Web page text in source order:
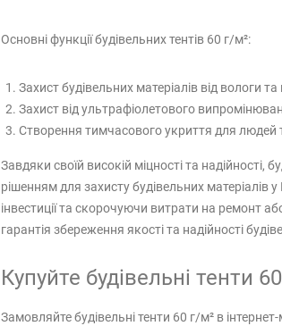
Основні функції будівельних тентів 60 г/м²:
Захист будівельних матеріалів від вологи та
Захист від ультрафіолетового
Створення тимчасового укриття для людей
Завдяки своїй високій міцності та надійності,
рішенням для захисту будівельних
інвестиції та скорочуючи витрати на ремонт
гарантія збереження якості та надійності
Купуйте будівельні тенти
Замовляйте будівельні тенти 60 г/м² в